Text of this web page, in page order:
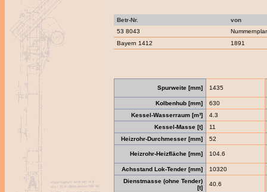
Betr-Nr.
von
53 8043
Bayern 1412
1891
Spurweite [mm] 1435
Kolbenhub [mm]
630
Kessel-Wasserraum [m³]
4.3
Kessel-Masse [t]
11
Heizrohr-Durchmesser [mm]
52
Heizrohr-Heizfläche [mm] 104.6
Achsstand Lok-Tender [mm]
10320
Dienstmasse (ohne Tender)
[t]
40.6